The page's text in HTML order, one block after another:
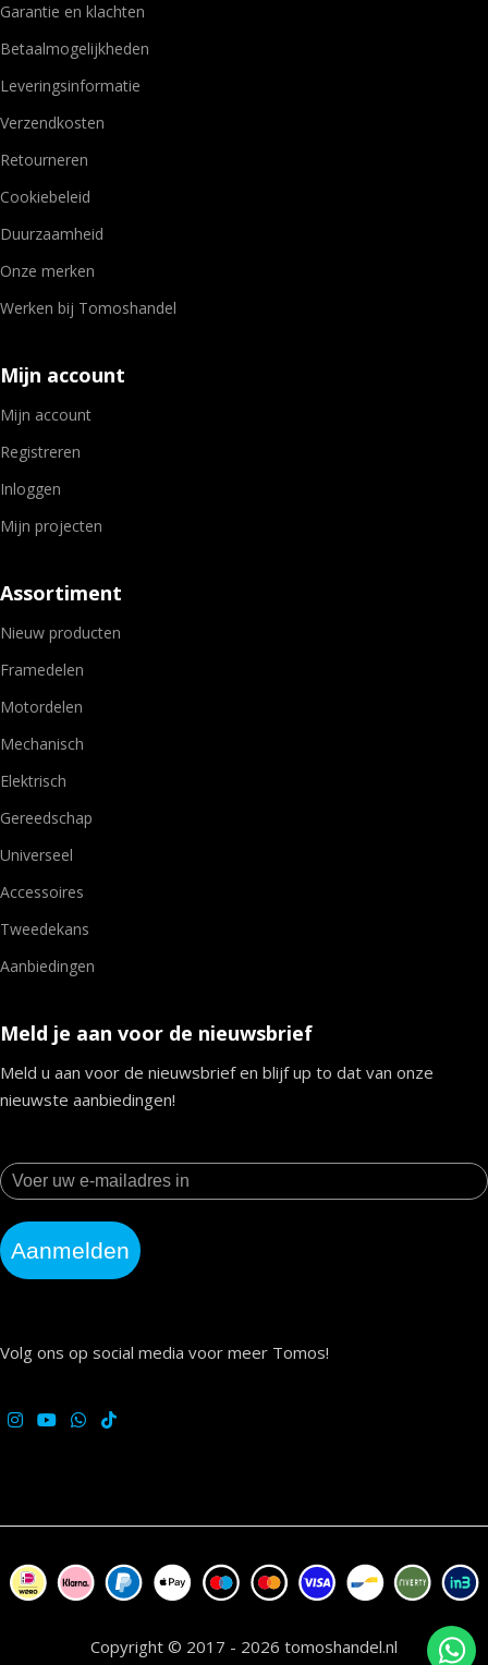
Garantie en klachten
Betaalmogelijkheden
Leveringsinformatie
Verzendkosten
Retourneren
Cookiebeleid
Duurzaamheid
Onze merken
Werken bij Tomoshandel
Mijn account
Mijn account
Registreren
Inloggen
Mijn projecten
Assortiment
Nieuw producten
Framedelen
Motordelen
Mechanisch
Elektrisch
Gereedschap
Universeel
Accessoires
Tweedekans
Aanbiedingen
Meld je aan voor de nieuwsbrief
Meld u aan voor de nieuwsbrief en blijf up to dat van onze
nieuwste aanbiedingen!
Aanmelden
Volg ons op social media voor meer Tomos!
Copyright © 2017 - 2026 tomoshandel.nl